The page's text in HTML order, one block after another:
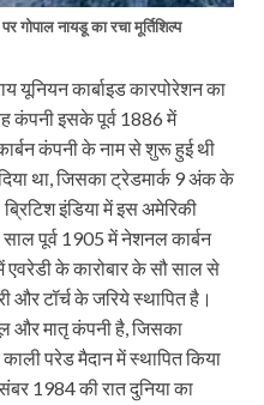
गोपाल नायडू का रचा मूर्तिशिल्प
यूनियन कार्बाइड कारपोरेशन का
कंपनी इसके पूर्व 1886 में
कंपनी के नाम से शुरू हुई थी
था, जिसका ट्रेडमार्क 9 अंक के
इंडिया में इस अमेरिकी
पूर्व 1905 में नेशनल कार्बन
के कारोबार के सौ साल से
और टॉर्च के जरिये स्थापित है।
और मातृ कंपनी है, जिसका
परेड मैदान में स्थापित किया
1984 की रात दुनिया का